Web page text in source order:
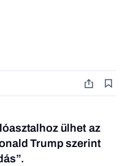
ülhet az
Trump szerint